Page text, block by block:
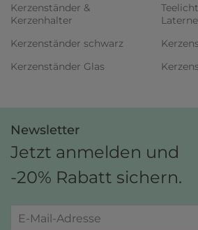
Kerzenständer &
Kerzenhalter
Kerzenständer schwarz
Kerzenständer Glas
Newsletter
Jetzt anmelden und
-20% Rabatt sichern.